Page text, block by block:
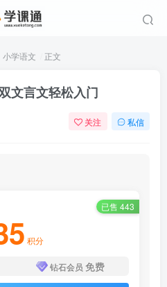
小学语文 正文
文言文轻松入门
关注 私信
已售 443
积分
钻石会员 免费